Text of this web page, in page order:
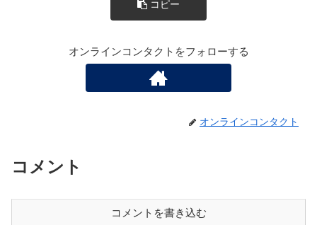
コピー
オンラインコンタクトをフォローする
オンラインコンタクト
コメント
コメントを書き込む